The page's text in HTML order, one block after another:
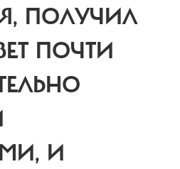
ПОЛУЧИЛ
ПОЧТИ
И